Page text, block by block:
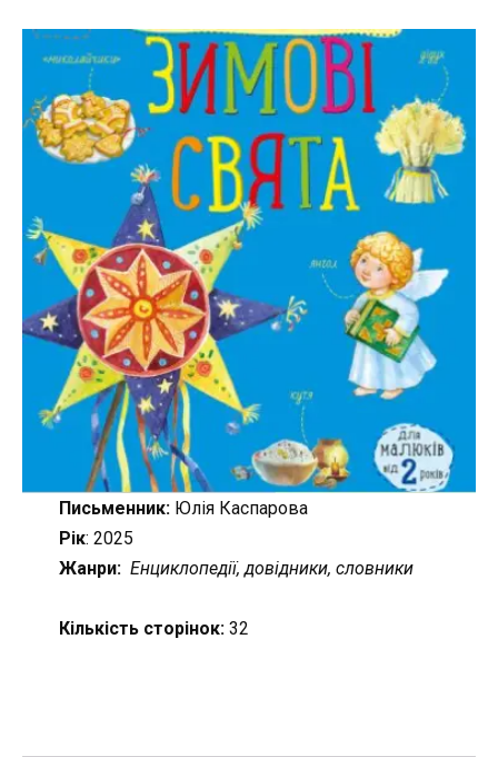
Письменник:Юлія Каспарова
Рік: 2025
Жанри: Енциклопедії, довідники, словники
Кількість сторінок:32